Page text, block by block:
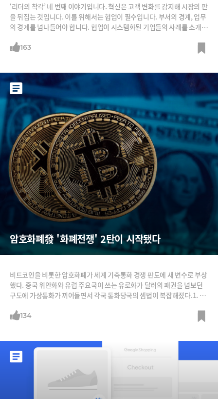
‘리더의 착각’ 네 번째 이야기입니다. 혁신은 고객 변화를 감지해 시장의 판
을 뒤집는 것입니다. 이를 위해서는 협업이 필수입니다. 부서의 경계, 업무
의 경계를 넘나들어야 합니다. 협업이 시스템화된 기업들의 사례를 소개합
163
암호화폐發 '화폐전쟁' 2탄이 시작됐다
비트코인을 비롯한 암호화폐가 세계 기축통화 경쟁 판도에 새 변수로 부상
했다. 중국 위안화와 유럽 주요국이 쓰는 유로화가 달러의 패권을 넘보던
구도에 가상통화가 끼어들면서 각국 통화당국의 셈법이 복잡해졌다.1. 암
화 위상을 둘러싼 '화폐전쟁'은 패권을 쥐고 있던 달러와 이에 도전한 위안,
번째 구성통화가
134